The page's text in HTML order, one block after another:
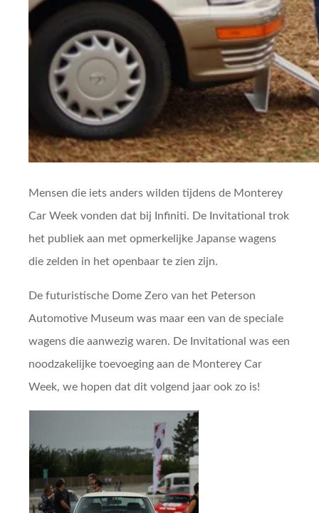
Mensen die iets anders wilden tijdens de Monterey
Car Week vonden dat bij Infiniti. De Invitational trok
het publiek aan met opmerkelijke Japanse wagens
die zelden in het openbaar te zien zijn.
De futuristische Dome Zero van het Peterson
Automotive Museum was maar een van de speciale
wagens die aanwezig waren. De Invitational was een
noodzakelijke toevoeging aan de Monterey Car
Week, we hopen dat dit volgend jaar ook zo is!